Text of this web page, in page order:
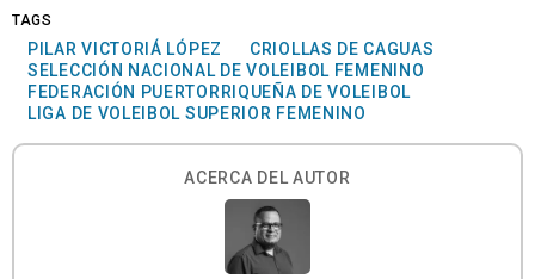
TAGS
PILAR VICTORIÁ LÓPEZ
CRIOLLAS DE CAGUAS
SELECCIÓN NACIONAL DE VOLEIBOL FEMENINO
FEDERACIÓN PUERTORRIQUEÑA DE VOLEIBOL
LIGA DE VOLEIBOL SUPERIOR FEMENINO
ACERCA DEL AUTOR